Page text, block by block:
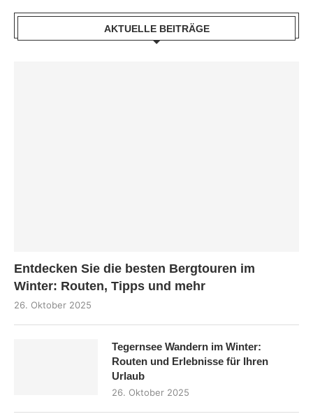
AKTUELLE BEITRÄGE
Entdecken Sie die besten Bergtouren im
Winter: Routen, Tipps und mehr
26. Oktober 2025
Tegernsee Wandern im Winter:
Routen und Erlebnisse für Ihren
Urlaub
26. Oktober 2025